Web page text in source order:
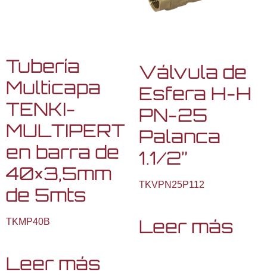
Tubería
Multicapa
TENKI-
MULTIPERT
en barra de
40×3,5mm
de 5mts
TKMP40B
Leer más
Válvula de
Esfera H-H
PN-25
Palanca
1.1/2”
TKVPN25P112
Leer más